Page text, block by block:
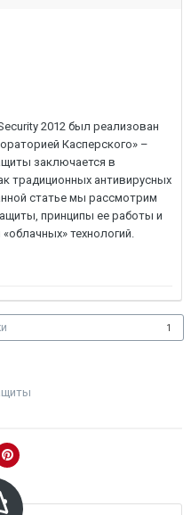
2012 был реализован
Касперского» –
заключается в
традиционных антивирусных
статье мы рассмотрим
принципы ее работы и
технологий.
1